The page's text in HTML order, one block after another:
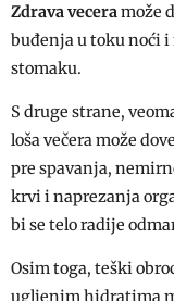
Zdrava veceramože
buđenja u toku noći
stomaku.
S druge strane,
loša večera može
pre spavanja,
krvi i naprezanja
bi se telo radije
Osim toga, teški